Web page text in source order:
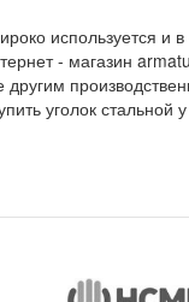
используется
- магазин
уголок стальной